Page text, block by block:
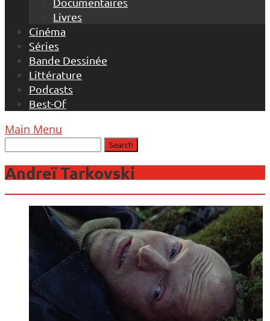
Livres
Cinéma
Séries
Bande Dessinée
Littérature
Podcasts
Best-Of
Main Menu
Andreï Tarkovski